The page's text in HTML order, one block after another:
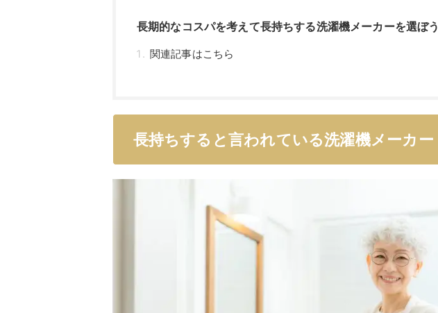
長期的なコスパを考えて長持ちする洗濯機メーカーを選ぼう
関連記事はこちら
長持ちすると言われている洗濯機メーカー